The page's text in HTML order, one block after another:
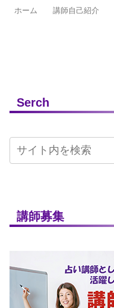
ホーム 講師自己紹介
Serch
講師募集